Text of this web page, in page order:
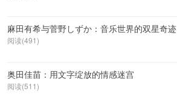
麻田有希与菅野しずか：音乐世界的双星奇迹
阅读(491)
奥田佳苗：用文字绽放的情感迷宫
阅读(511)